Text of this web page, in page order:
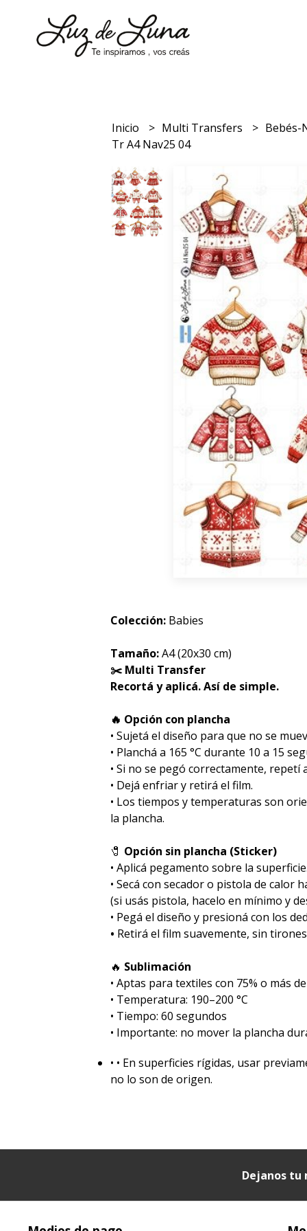
Inicio Multi Transfers
Bebés-
Tr A4 Nav25 04
Colección: Babies
Tamaño:A4 (20x30 cm)
✂️ Multi Transfer
Recortá y aplicá. Así de simple.
🔥 Opción con plancha
• Sujetá el diseño para que no se
• Planchá a 165 °C durante 10 a 15
• Si no se pegó correctamente,
• Dejá enfriar y retirá el film.
• Los tiempos y temperaturas son
la plancha.
🧷 Opción sin plancha (Sticker)
• Aplicá pegamento sobre la
• Secá con secador o pistola de calor
(si usás pistola, hacelo en mínimo y
• Pegá el diseño y presioná con los
• Retirá el film suavemente, sin
🔥 Sublimación
•⁠ ⁠Aptas para textiles con 75% o más
•⁠ ⁠Temperatura: 190–200 °C
•⁠ ⁠Tiempo: 60 segundos
•⁠ ⁠Importante: no mover la plancha
•⁠ ⁠• En superficies rígidas, usar
no lo son de origen.
Dejanos tu